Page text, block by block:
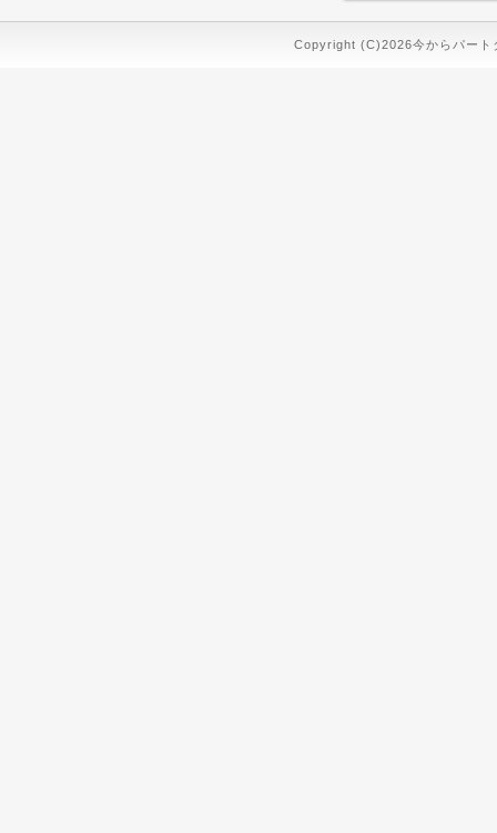
Copyright (C)2026今からパー